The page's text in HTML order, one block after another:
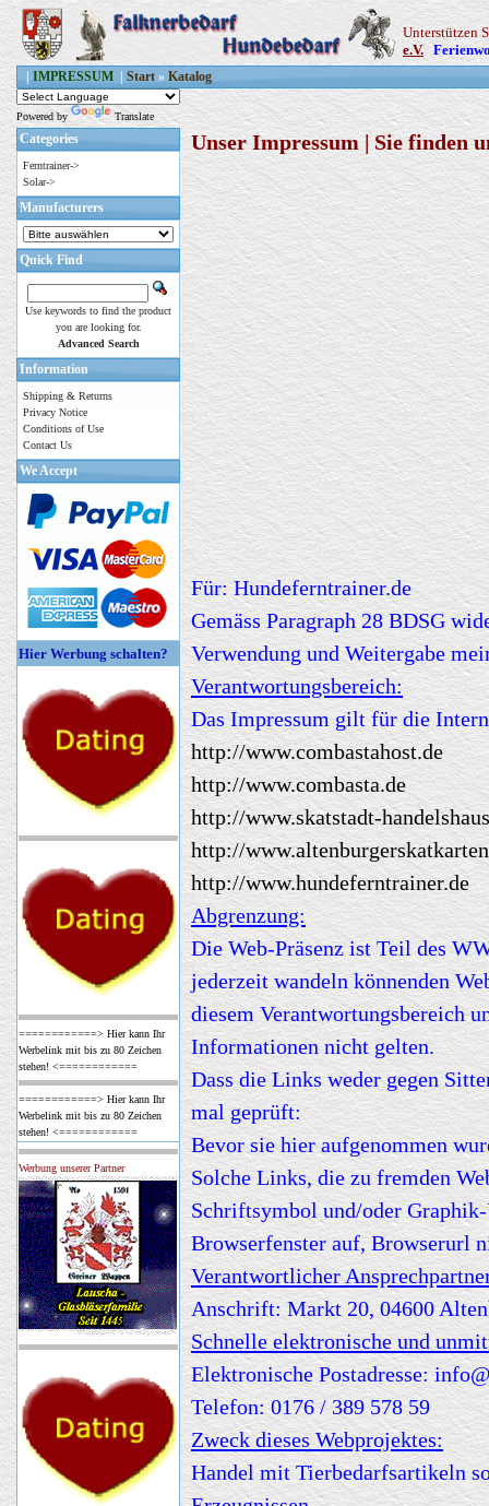
Unterstützen
e.V.
IMPRESSUM Start » Katalog
Powered by Translate
Unser Impressum | Sie finden
Für: Hundeferntrainer.de
Gemäss Paragraph 28 BDSG
Verwendung und Weitergabe
Verantwortungsbereich:
Das Impressum gilt für die
http://www.combastahost.de
http://www.combasta.de
http://www.skatstadt-
http://
http://www.hundeferntrainer.de
Abgrenzung:
Die Web-Präsenz ist Teil des
jederzeit wandeln könnenden
diesem Verantwortungsbereich
Informationen nicht gelten.
Dass die Links weder gegen
mal geprüft:
Bevor sie hier aufgenommen
Solche Links, die zu fremden
Schriftsymbol und/oder
Browserfenster auf, Browserurl
Verantwortlicher
Anschrift: Markt 20, 04600
Schnelle elektronische und
Elektronische Postadresse:
Telefon: 0176 / 389 578 59
Zweck dieses Webprojektes:
Handel mit Tierbedarfsartikeln
Categories
Ferntrainer->
Solar->
Manufacturers
Quick Find
Use keywords to find the product
you are looking for.
Advanced Search
Information
Shipping & Returns
Privacy Notice
Conditions of Use
Contact Us
We Accept
Hier Werbung schalten?
============> Hier kann Ihr
Werbelink mit bis zu 80 Zeichen
stehen! <============
============> Hier kann Ihr
Werbelink mit bis zu 80 Zeichen
stehen! <============
Werbung unserer Partner